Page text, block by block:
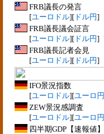
FRB議長の発言
[ユーロドル][ ドル円]
FRB議長議会証言
[ユーロドル][ ドル円]
FRB議長記者会見
[ユーロドル][ ドル円]
IFO景況指数
[ユーロドル][ユーロ円
ZEW景況感調査
[ユーロドル][ユーロ円
四半期GDP【速報値】